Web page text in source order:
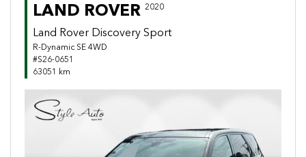
LAND ROVER 2020
Land Rover Discovery Sport
R-Dynamic SE 4WD
#S26-0651
63051 km